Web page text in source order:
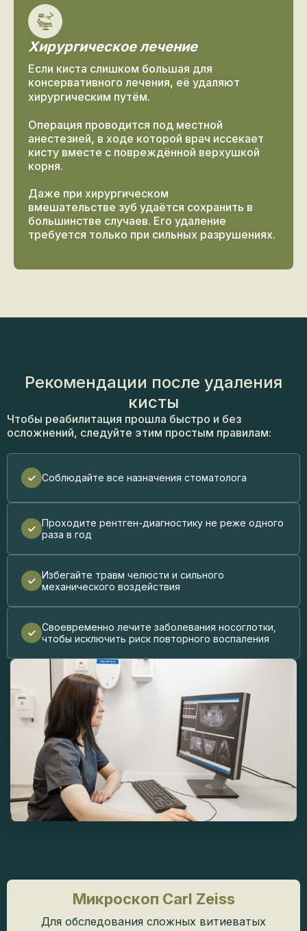
Хирургическое лечение
Если киста слишком большая для
консервативного лечения, её удаляют
хирургическим путём.
Операция проводится под местной
анестезией, в ходе которой врач иссекает
кисту вместе с повреждённой верхушкой
корня.
Даже при хирургическом
вмешательстве зуб удаётся сохранить в
большинстве случаев. Его удаление
требуется только при сильных разрушениях.
Рекомендации после удаления
кисты
Чтобы реабилитация прошла быстро и без
осложнений, следуйте этим простым правилам:
Соблюдайте все назначения стоматолога
Проходите рентген-диагностику не реже одного
раза в год
Избегайте травм челюсти и сильного
механического воздействия
Своевременно лечите заболевания носоглотки,
чтобы исключить риск повторного воспаления
Микроскоп Carl Zeiss
Для обследования сложных витиеватых